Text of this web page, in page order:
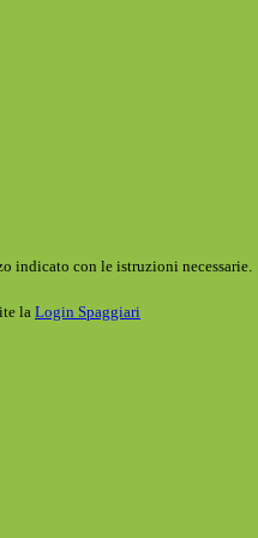
indicato con le istruzioni necessarie.
la Login Spaggiari